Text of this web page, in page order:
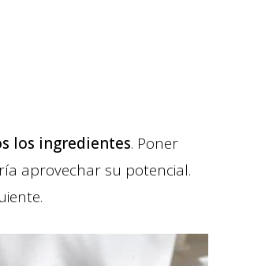
los ingredientes. Poner
aprovechar su potencial.